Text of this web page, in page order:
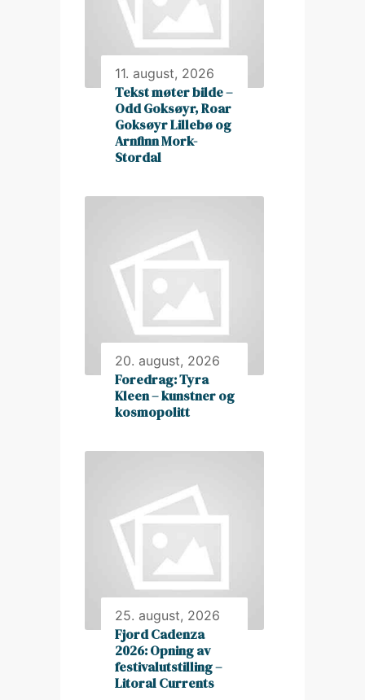
11. august, 2026
Tekst møter bilde –
Odd Goksøyr, Roar
Goksøyr Lillebø og
Arnfinn Mork-
Stordal
20. august, 2026
Foredrag: Tyra
Kleen – kunstner og
kosmopolitt
25. august, 2026
Fjord Cadenza
2026: Opning av
festivalutstilling –
Litoral Currents